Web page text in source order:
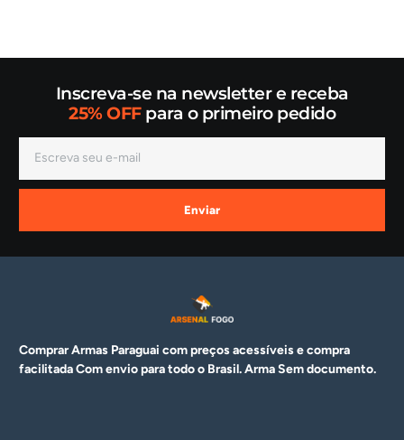
Inscreva-se na newsletter e receba
25% OFFpara o primeiro pedido
Enviar
Comprar Armas Paraguai com preços acessíveis e compra
facilitada Com envio para todo o Brasil. ArmaSem documento.